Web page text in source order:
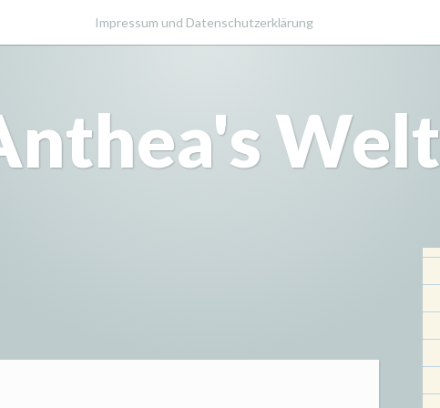
Impressum und Datenschutzerklärung
Welt